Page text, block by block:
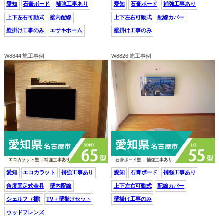
愛知 石膏ボード 補強工事あり
上下左右可動式 壁内配線
壁掛け工事のみ エサキホーム
愛知 石膏ボード 補強工事あり
上下左右可動式 配線カバー
壁掛け工事のみ
W8844 施工事例
愛知 エコカラット 補強工事あり
角度固定式金具 壁内配線
シェルフ（棚) TV＋壁掛けセット
ウッドフレンズ
W8826 施工事例
愛知 石膏ボード 補強工事あり
上下左右可動式 配線カバー
壁掛け工事のみ